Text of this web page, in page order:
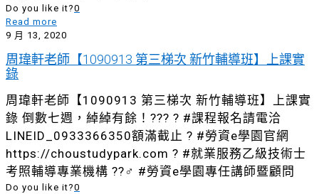
Do you like it?0
Read more
9 月 13, 2020
周瑋軒老師【1090913 第三梯次 新竹輔導班】上課實
錄
周瑋軒老師【1090913 第三梯次 新竹輔導班】上課實
錄 倒數七週，綽綽有餘！??? ? #課程報名請電洽
LINEID_0933366350額滿截止 ? #勞資e學園官網
https://choustudypark.com ? #就業服務乙級技術士
考照輔導專業機構 ??‍♂️ #勞資e學園專任講師暨顧問
Do you like it?0